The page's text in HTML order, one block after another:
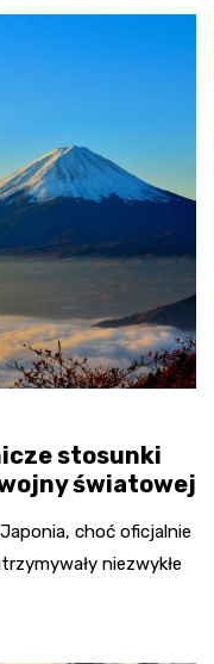
stosunki
światowej
choć oficjalnie
niezwykłe